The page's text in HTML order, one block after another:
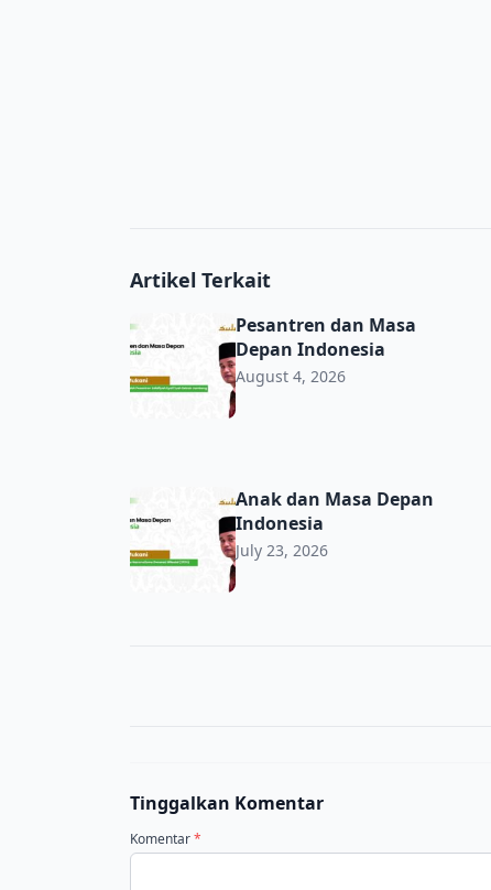
Artikel Terkait
Pesantren dan Masa Depan Indonesia
Pesantren dan Masa
Depan Indonesia
August 4, 2026
Anak dan Masa Depan Indonesia
Anak dan Masa Depan
Indonesia
July 23, 2026
Tinggalkan Komentar
Komentar*